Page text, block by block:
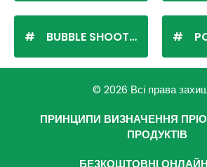
BUBBLE SHOOTER
© 2026 Всі права
ПРИНЦИПИ ВИЗНАЧЕННЯ
ПРОДУКТІВ
БЕЗКОШТОВНІ ОНЛАЙН